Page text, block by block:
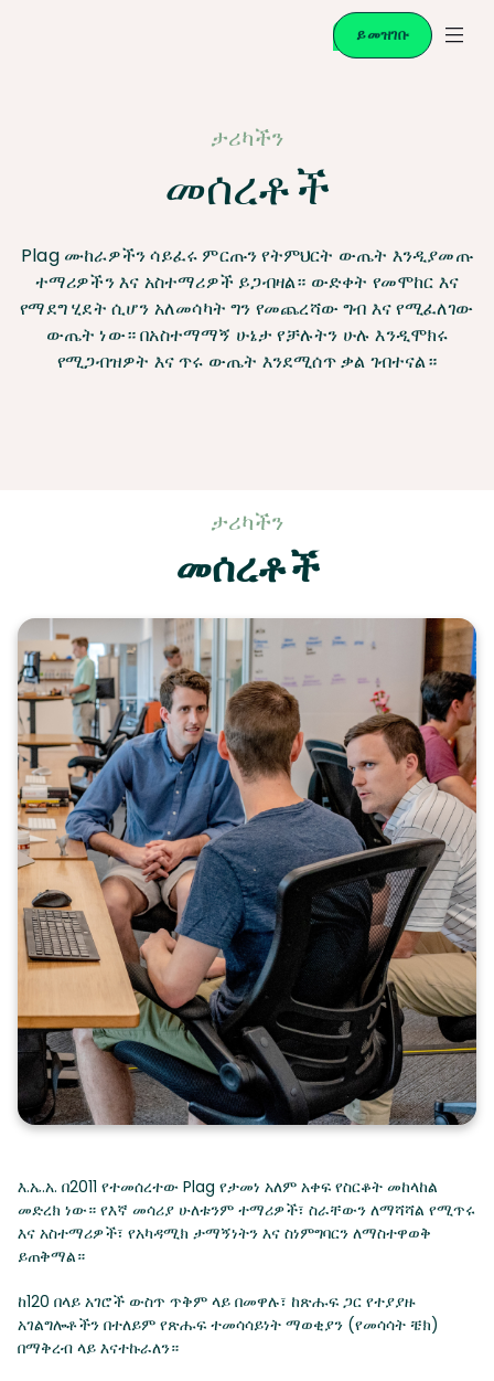
ይመዝገቡ
ታሪካችን
መሰረቶች
Plag ሙከራዎችን ሳይፈሩ ምርጡን የትምህርት ውጤት እንዲያመጡ
ተማሪዎችን እና አስተማሪዎች ይጋብዛል። ውድቀት የመሞከር እና
የማደግ ሂደት ሲሆን አለመሳካት ግን የመጨረሻው ግብ እና የሚፈለገው
ውጤት ነው። በአስተማማኝ ሁኔታ የቻሉትን ሁሉ እንዲሞክሩ
የሚጋብዝዎት እና ጥሩ ውጤት እንደሚሰጥ ቃል ገብተናል።
ታሪካችን
መሰረቶች
እ.ኤ.አ. በ2011 የተመሰረተው Plag የታመነ አለም አቀፍ የስርቆት መከላከል
መድረክ ነው። የእኛ መሳሪያ ሁለቱንም ተማሪዎች፣ ስራቸውን ለማሻሻል የሚጥሩ
እና አስተማሪዎች፣ የአካዳሚክ ታማኝነትን እና ስነምግባርን ለማስተዋወቅ
ይጠቅማል።
ከ120 በላይ አገሮች ውስጥ ጥቅም ላይ በመዋሉ፣ ከጽሑፍ ጋር የተያያዙ
አገልግሎቶችን በተለይም የጽሑፍ ተመሳሳይነት ማወቂያን (የመሳሳት ቼክ)
በማቅረብ ላይ እናተኩራለን።